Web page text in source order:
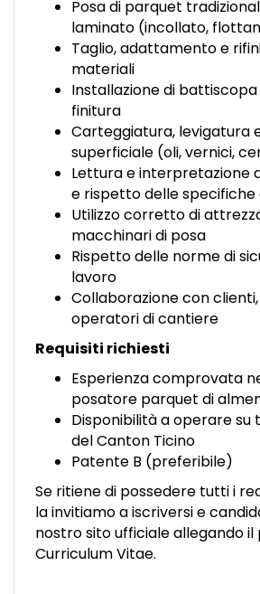
ES
PT
Posa di parquet
laminato (incollato,
Taglio, adattamento e
materiali
Installazione di
finitura
Carteggiatura,
superficiale (oli, vernici,
Lettura e interpretazione
e rispetto delle
Utilizzo corretto di
macchinari di posa
Rispetto delle norme di
lavoro
Collaborazione con
operatori di cantiere
Requisiti richiesti
Esperienza comprovata
posatore parquet di
Disponibilità a operare
del Canton Ticino
Patente B (preferibile)
Se ritiene di possedere tutti i
la invitiamo a iscriversi e
nostro sito ufficiale allegando
Curriculum Vitae.